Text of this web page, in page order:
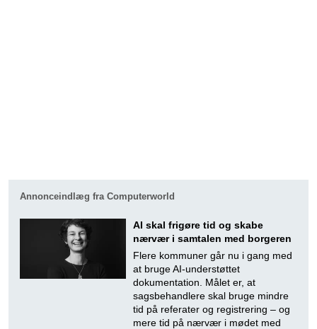
Annonceindlæg fra Computerworld
AI skal frigøre tid og skabe
nærvær i samtalen med borgeren
Flere kommuner går nu i gang med
at bruge AI-understøttet
dokumentation. Målet er, at
sagsbehandlere skal bruge mindre
tid på referater og registrering – og
mere tid på nærvær i mødet med